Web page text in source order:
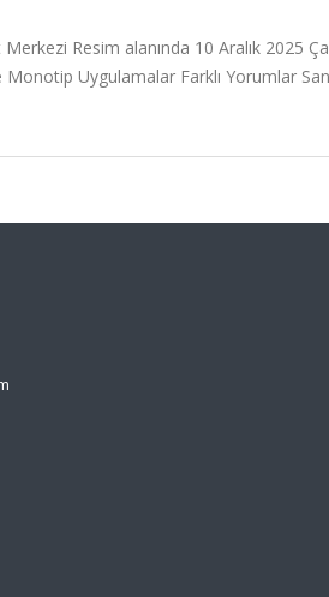
Resim alanında 10 Aralık 2025
Monotip Uygulamalar Farklı Yorumlar